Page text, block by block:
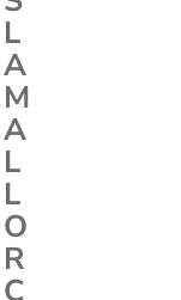
L
A
M
A
L
L
O
R
C